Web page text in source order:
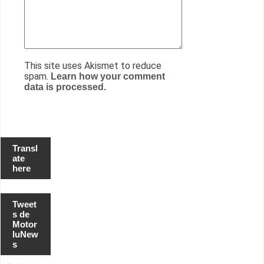
This site uses Akismet to reduce
spam. Learn how your comment
data is processed.
Transl
ate
here
Tweet
s de
Motor
luNew
s